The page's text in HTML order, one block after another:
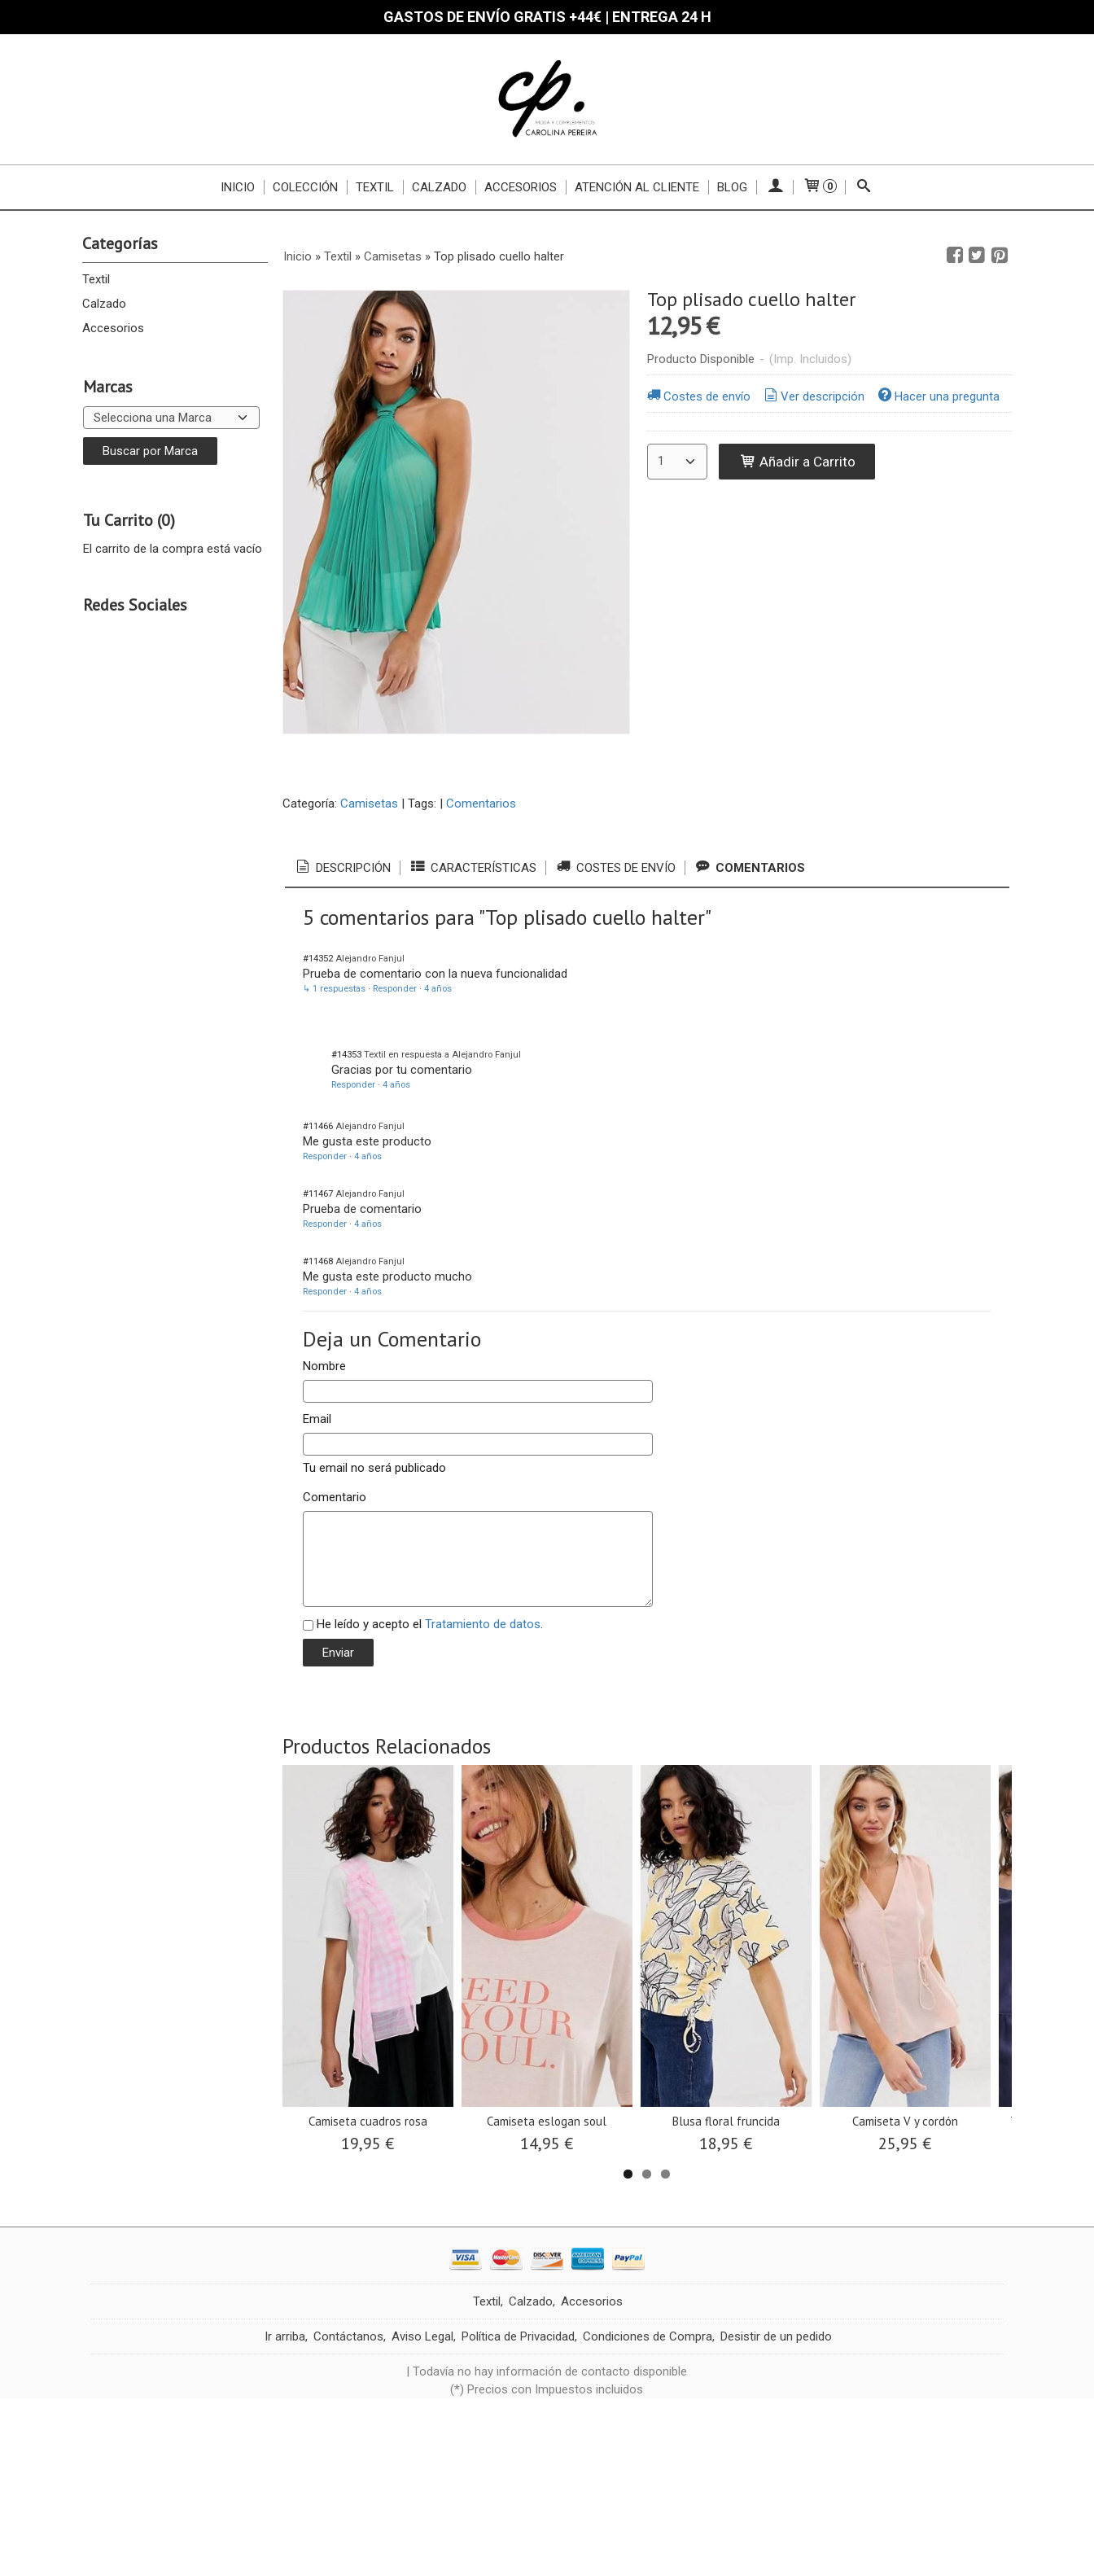
GASTOS DE ENVÍO GRATIS +44€ | ENTREGA 24 H
INICIO COLECCIÓN TEXTIL CALZADO ACCESORIOS ATENCIÓN AL CLIENTE BLOG 0
Categorías
Textil
Calzado
Accesorios
Marcas
Tu Carrito (0)
El carrito de la compra está vacío
Redes Sociales
Inicio » Textil » Camisetas » Top plisado cuello halter
Top plisado cuello halter
12,95 €
Producto Disponible - (Imp. Incluidos)
Costes de envío Ver descripción Hacer una pregunta
Añadir a Carrito
Categoría: Camisetas | Tags: | Comentarios
DESCRIPCIÓN CARACTERÍSTICAS COSTES DE ENVÍO COMENTARIOS
5 comentarios para "Top plisado cuello halter"
#14352 Alejandro Fanjul
Prueba de comentario con la nueva funcionalidad
↳ 1 respuestas · Responder ·4 años
#14353 Textil en respuesta a Alejandro Fanjul
Gracias por tu comentario
Responder ·4 años
#11466 Alejandro Fanjul
Me gusta este producto
Responder ·4 años
#11467 Alejandro Fanjul
Prueba de comentario
Responder ·4 años
#11468 Alejandro Fanjul
Me gusta este producto mucho
Responder ·4 años
Deja un Comentario
Nombre
Email
Tu email no será publicado
Comentario
He leído y acepto elTratamiento de datos
Productos Relacionados
Camiseta cuadros rosa
19,95 €
Camiseta eslogan soul
14,95 €
Blusa floral fruncida
18,95 €
Camiseta V y cordón
25,95 €
Top
Textil Calzado Accesorios
Ir arriba Contáctanos Aviso Legal Política de Privacidad Condiciones de Compra Desistir de un pedido
| Todavía no hay información de contacto disponible
(*) Precios con Impuestos incluidos